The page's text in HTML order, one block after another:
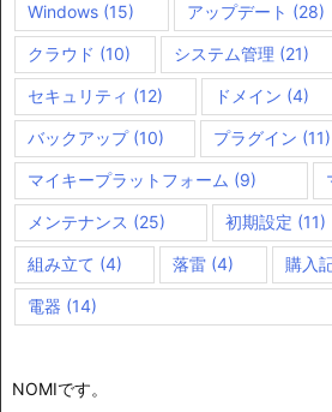
Windows (15) アップデート (28)
クラウド (10) システム管理 (21)
セキュリティ (12) ドメイン (4)
バックアップ(10) プラグイン (11)
マイキープラットフォーム (9)
メンテナンス (25) 初期設定 (11)
組み立て (4) 落雷 (4) 購入
電器 (14)
NOMIです。